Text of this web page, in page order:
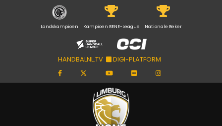
Landskampioen Kampioen BENE-League Nationale Beker
HANDBALNL.TV DIGI-PLATFORM